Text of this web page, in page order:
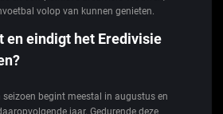
volop van kunnen genieten.
en eindigt het Eredivisie
seizoen begint meestal in augustus en
jaar. Gedurende deze